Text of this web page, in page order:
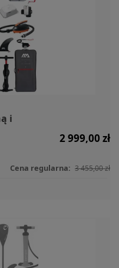
i
2 999,00 zł
Cena regularna: 3 455,00 zł